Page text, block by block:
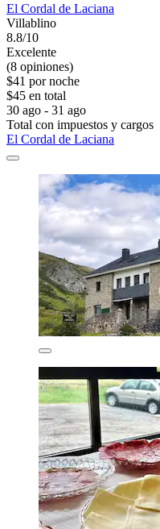
El Cordal de Laciana
Villablino
8.8/10
Excelente
(8 opiniones)
$41 por noche
$45 en total
30 ago - 31 ago
Total con impuestos y cargos
El Cordal de Laciana